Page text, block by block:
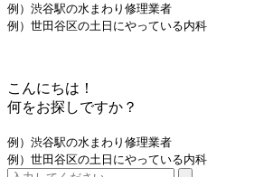
例）渋谷駅の水まわり修理業者
例）世田谷区の土日にやっている内科
こんにちは！
何をお探しですか？
例）渋谷駅の水まわり修理業者
例）世田谷区の土日にやっている内科